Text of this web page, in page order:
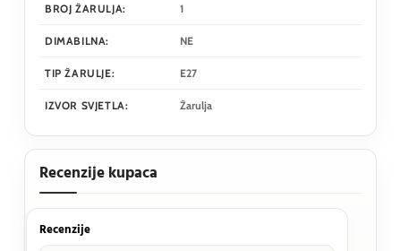
BROJ ŽARULJA: 1
DIMABILNA: NE
TIP ŽARULJE: E27
IZVOR SVJETLA: Žarulja
Recenzije kupaca
Recenzije